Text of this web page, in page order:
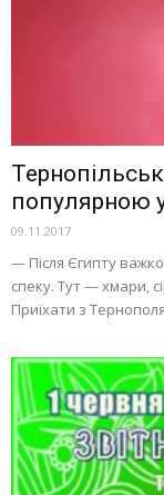
популярною
09.11.2017
— Після Єгипту
спеку. Тут — хмари,
Приїхати з